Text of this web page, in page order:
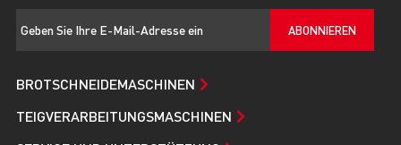
ABONNIEREN
BROTSCHNEIDEMASCHINEN
TEIGVERARBEITUNGSMASCHINEN